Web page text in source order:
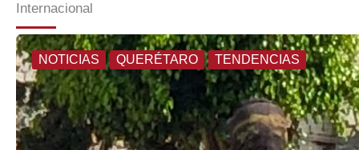
Internacional
NOTICIAS QUERÉTARO TENDENCIAS